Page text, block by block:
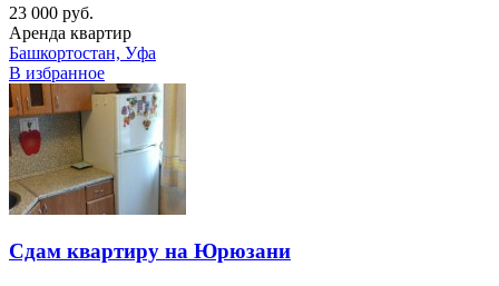
23 000 руб.
Аренда квартир
Башкортостан, Уфа
В избранное
Сдам квартиру на Юрюзани